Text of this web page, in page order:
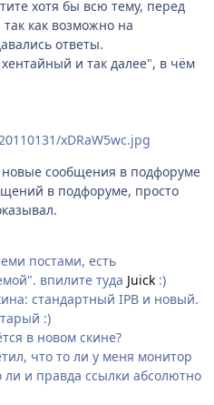
хотя бы всю тему, перед
как возможно на
ответы.
и так далее", в чём
xDRaW5wc.jpg
сообщения в подфоруме
в подфоруме, просто
постами, есть
впилите туда Juick :)
стандартный IPB и новый.
:)
в новом скине?
что то ли у меня монитор
ли и правда ссылки абсолютно